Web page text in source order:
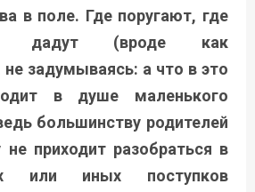
в поле. Где поругают, где
дадут (вроде как
задумываясь: а что в это
в душе маленького
большинству родителей
приходит разобраться в
или иных поступков